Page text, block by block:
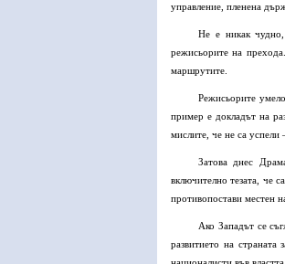
управление, пленена
Не е никак чудно,
режисьорите на
маршрутите.
Режисьорите
пример е докладът на
мислите, че не са
Затова днес
включително тезата, че
противопостави местен
Ако Западът се
развитието на